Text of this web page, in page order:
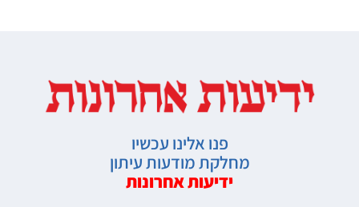
פנו אלינו עכשיו
מחלקת מודעות עיתון
ידיעות אחרונות